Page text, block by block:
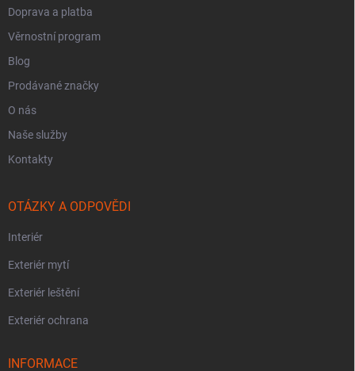
Doprava a platba
Věrnostní program
Blog
Prodávané značky
O nás
Naše služby
Kontakty
OTÁZKY A ODPOVĚDI
Interiér
Exteriér mytí
Exteriér leštění
Exteriér ochrana
INFORMACE